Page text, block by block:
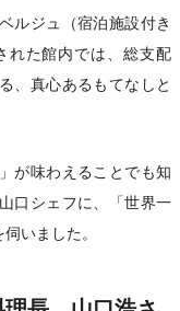
ルジュ（宿泊施設付き
れた館内では、総支配
、真心あるもてなしと
が味わえることでも知
口シェフに、「世界一
いました。